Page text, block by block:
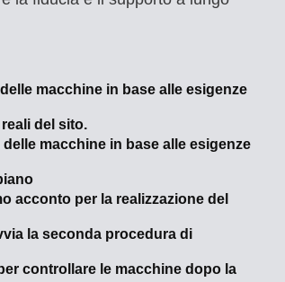
macchine in base alle esigenze
del sito.
macchine in base alle esigenze
acconto per la realizzazione del
la seconda procedura di
controllare le macchine dopo la